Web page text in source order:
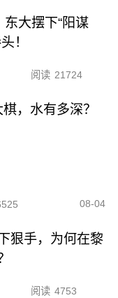
大摆下“阳谋
！
阅读 21724
，水有多深？
08-04
狠手，为何在黎
阅读 4753